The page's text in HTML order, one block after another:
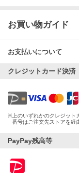
お買い物ガイド
お支払いについて
クレジットカード決済
※ 上のいずれかのクレジッ
番号はご注文先ストアを経
PayPay残高等